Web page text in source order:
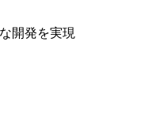
開発を実現